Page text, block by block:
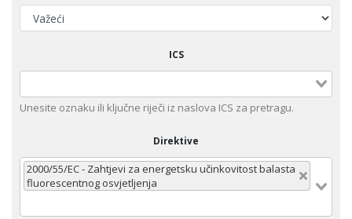
ICS
Unesite oznaku ili ključne riječi iz naslova ICS za pretragu.
Direktive
2000/55/EC - Zahtjevi za energetsku učinkovitost balasta
fluorescentnog osvjetljenja